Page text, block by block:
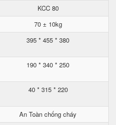
KCC 80
70 ± 10kg
395 * 455 * 380
190 * 340 * 250
40 * 315 * 220
An Toàn chống cháy